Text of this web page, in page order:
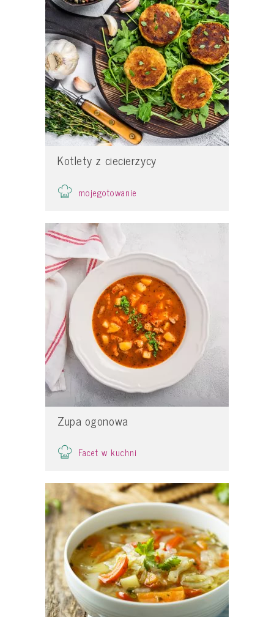
Kotlety z ciecierzycy
mojegotowanie
Zupa ogonowa
Facet w kuchni